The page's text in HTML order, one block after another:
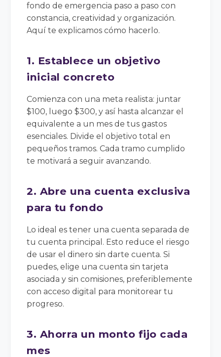
fondo de emergencia paso a paso con
constancia, creatividad y organización.
Aquí te explicamos cómo hacerlo.
1. Establece un objetivo
inicial concreto
Comienza con una meta realista: juntar
$100, luego $300, y así hasta alcanzar el
equivalente a un mes de tus gastos
esenciales. Divide el objetivo total en
pequeños tramos. Cada tramo cumplido
te motivará a seguir avanzando.
2. Abre una cuenta exclusiva
para tu fondo
Lo ideal es tener una cuenta separada de
tu cuenta principal. Esto reduce el riesgo
de usar el dinero sin darte cuenta. Si
puedes, elige una cuenta sin tarjeta
asociada y sin comisiones, preferiblemente
con acceso digital para monitorear tu
progreso.
3. Ahorra un monto fijo cada
mes